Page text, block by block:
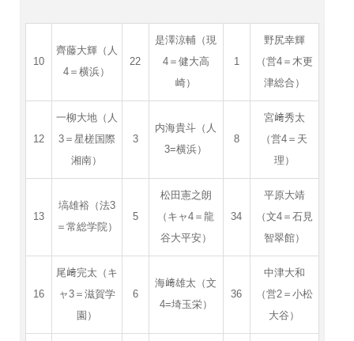
10
齊藤大輝（人
4＝横浜）
22
是澤涼輔（現
4＝健大高
崎）
1
野尻幸輝
（営4＝木更
津総合）
12
一柳大地（人
3＝星槎国際
湘南）
3
内海貴斗（人
3=横浜）
8
宮﨑秀太
（営4＝天
理）
13
塙雄裕（法3
＝常総学院）
5
松田憲之朗
（キャ4＝龍
谷大平安）
34
平原大靖
（文4＝石見
智翠館）
16
尾﨑完太（キ
ャ3＝滋賀学
園）
6
海﨑雄太（文
4=埼玉栄）
36
中津大和
（営2＝小松
大谷）